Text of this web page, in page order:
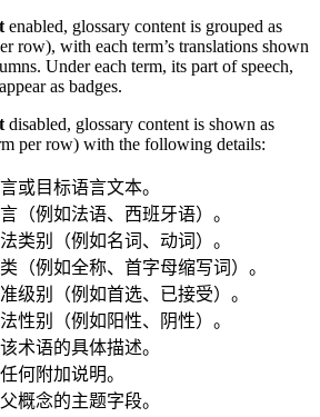
enabled, glossary content is grouped as
row), with each term’s translations shown
Under each term, its part of speech,
as badges.
disabled, glossary content is shown as
per row) with the following details:
或目标语言文本。
（例如法语、西班牙语）。
类别（例如名词、动词）。
（例如全称、首字母缩写词）。
级别（例如首选、已接受）。
性别（例如阳性、阴性）。
术语的具体描述。
何附加说明。
概念的主题字段。